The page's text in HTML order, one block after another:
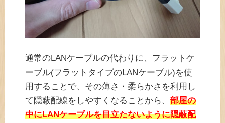
通常のLANケーブルの代わりに、フラットケ
ーブル(フラットタイプのLANケーブル)を使
用することで、その薄さ・柔らかさを利用し
て隠蔽配線をしやすくなることから、 部屋の
中にLANケーブルを目立たないように隠蔽配